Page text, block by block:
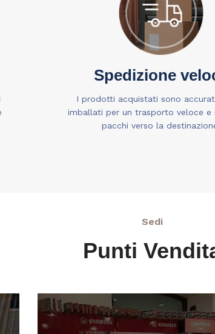
Spedizione
I prodotti acquistati sono
imballati per un trasporto veloce e
pacchi verso la
Sedi
Punti